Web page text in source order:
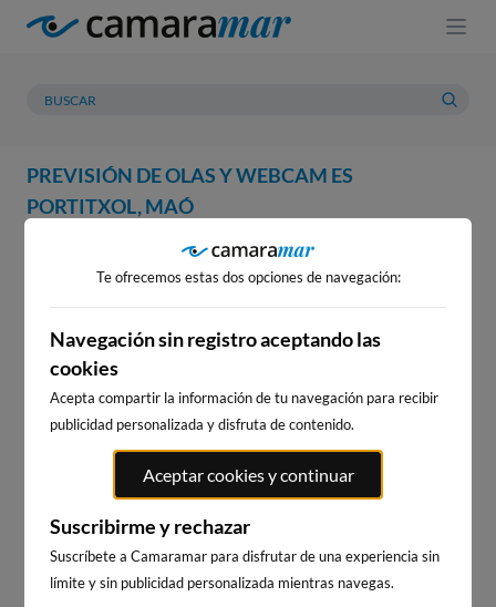
PREVISIÓN DE OLAS Y WEBCAM ES
PORTITXOL, MAÓ
PREVISIÓN METEOROLOGÍA
WEBCAM ES PORTITXOL, MAÓ
WEBCAMS CERCANAS
PORT ANDRATX PLAYA EL MASNOU
Te ofrecemos estas dos opciones de navegación:
Navegación sin registro aceptando las
cookies
Acepta compartir la información de tu navegación para recibir
publicidad personalizada y disfruta de contenido.
Aceptar cookies y continuar
Suscribirme y rechazar
Suscríbete a Camaramar para disfrutar de una experiencia sin
límite y sin publicidad personalizada mientras navegas.